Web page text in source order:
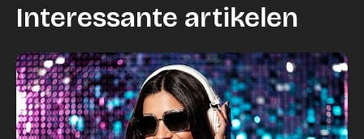
Interessante artikelen